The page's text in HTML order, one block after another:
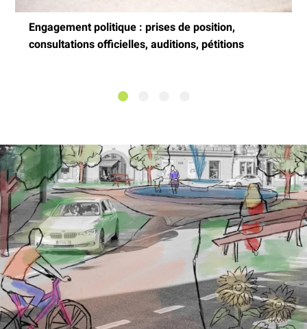
Engagement politique : prises de position,
consultations officielles, auditions, pétitions